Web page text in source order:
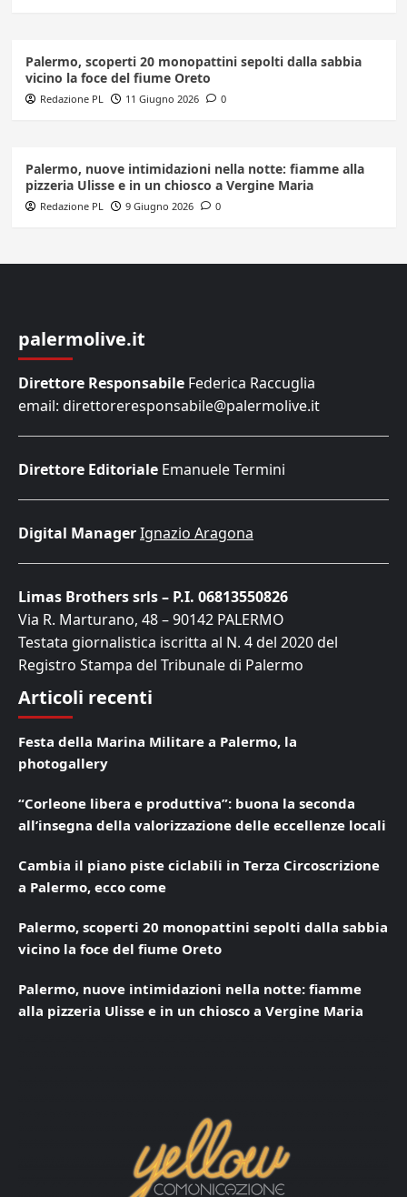
Palermo, scoperti 20 monopattini sepolti dalla sabbia
vicino la foce del fiume Oreto
Redazione PL 11 Giugno 2026 0
Palermo, nuove intimidazioni nella notte: fiamme alla
pizzeria Ulisse e in un chiosco a Vergine Maria
Redazione PL 9 Giugno 2026 0
palermolive.it
Direttore Responsabile Federica Raccuglia
email: direttoreresponsabile@palermolive.it
Direttore Editoriale Emanuele Termini
Digital ManagerIgnazio Aragona
Limas Brothers srls – P.I. 06813550826
Via R. Marturano, 48 – 90142 PALERMO
Testata giornalistica iscritta al N. 4 del 2020 del
Registro Stampa del Tribunale di Palermo
Articoli recenti
Festa della Marina Militare a Palermo, la
photogallery
“Corleone libera e produttiva”: buona la seconda
all’insegna della valorizzazione delle eccellenze locali
Cambia il piano piste ciclabili in Terza Circoscrizione
a Palermo, ecco come
Palermo, scoperti 20 monopattini sepolti dalla sabbia
vicino la foce del fiume Oreto
Palermo, nuove intimidazioni nella notte: fiamme
alla pizzeria Ulisse e in un chiosco a Vergine Maria